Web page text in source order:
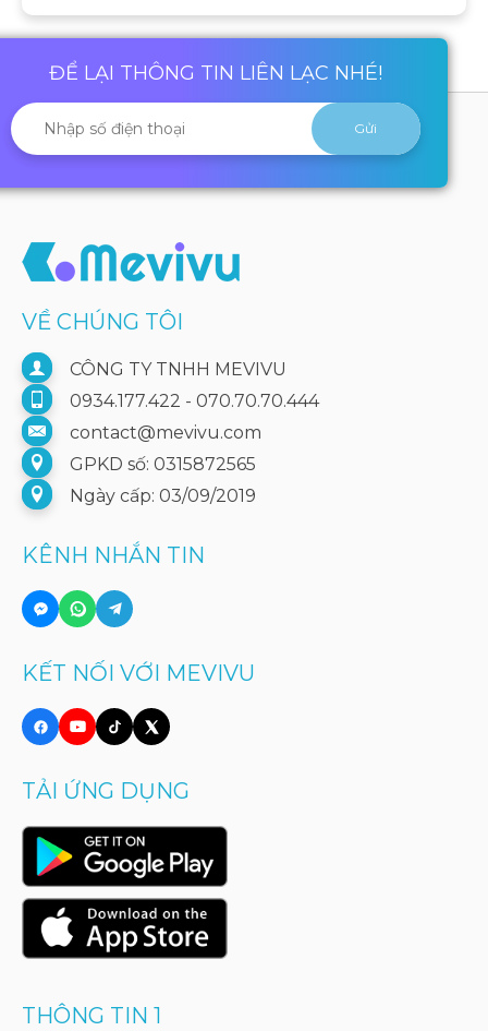
ĐỂ LẠI THÔNG TIN LIÊN LẠC NHÉ!
VỀ CHÚNG TÔI
CÔNG TY TNHH MEVIVU
0934.177.422 - 070.70.70.444
contact@mevivu.com
GPKD số: 0315872565
Ngày cấp: 03/09/2019
KÊNH NHẮN TIN
KẾT NỐI VỚI MEVIVU
TẢI ỨNG DỤNG
THÔNG TIN 1